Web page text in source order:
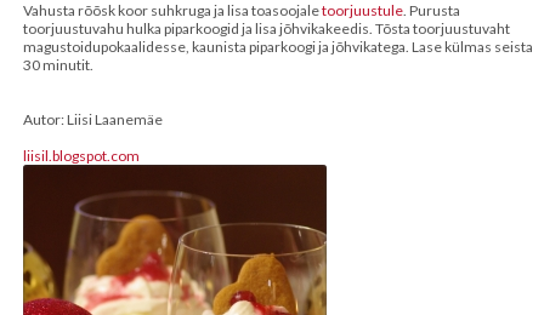
Vahusta rõõsk koor suhkruga ja lisa toasoojaletoorjuustule. Purusta
toorjuustuvahu hulka piparkoogid ja lisa jõhvikakeedis. Tõsta toorjuustuvaht
magustoidupokaalidesse, kaunista piparkoogi ja jõhvikatega. Lase külmas seista
30 minutit.
Autor: Liisi Laanemäe
liisil.blogspot.com